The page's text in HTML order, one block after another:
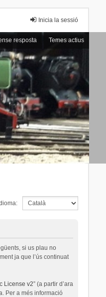
Inicia la sessió
resposta Temes actius
si us plau no
ja que l’ús continuat
License v2” (a partir d’ara
Per a més informació